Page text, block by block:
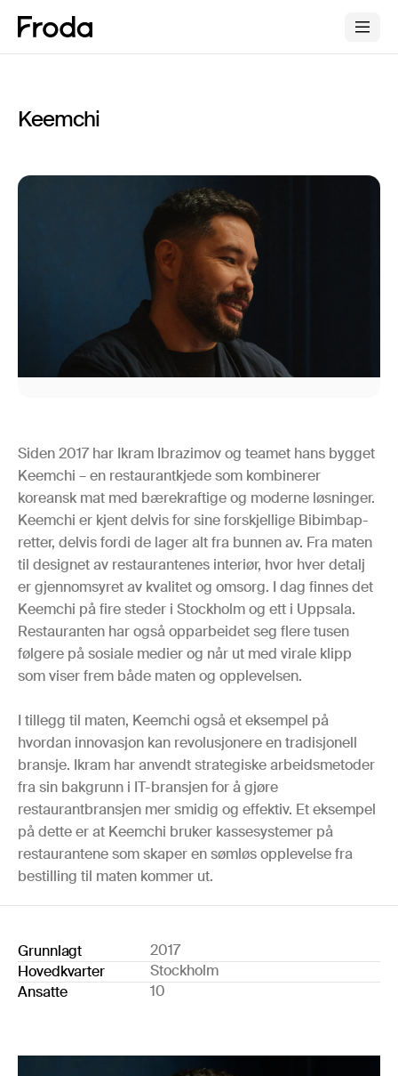
Keemchi
Siden 2017 har Ikram Ibrazimov og teamet hans bygget
Keemchi – en restaurantkjede som kombinerer
koreansk mat med bærekraftige og moderne løsninger.
Keemchi er kjent delvis for sine forskjellige Bibimbap-
retter, delvis fordi de lager alt fra bunnen av. Fra maten
til designet av restaurantenes interiør, hvor hver detalj
er gjennomsyret av kvalitet og omsorg. I dag finnes det
Keemchi på fire steder i Stockholm og ett i Uppsala.
Restauranten har også opparbeidet seg flere tusen
følgere på sosiale medier og når ut med virale klipp
som viser frem både maten og opplevelsen.
I tillegg til maten, Keemchi også et eksempel på
hvordan innovasjon kan revolusjonere en tradisjonell
bransje. Ikram har anvendt strategiske arbeidsmetoder
fra sin bakgrunn i IT-bransjen for å gjøre
restaurantbransjen mer smidig og effektiv. Et eksempel
på dette er at Keemchi bruker kassesystemer på
restaurantene som skaper en sømløs opplevelse fra
bestilling til maten kommer ut.
Grunnlagt
2017
Hovedkvarter
Stockholm
Ansatte
10